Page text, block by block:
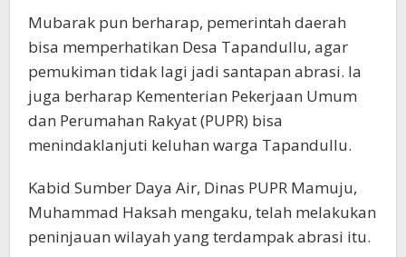
Mubarak pun berharap, pemerintah daerah
bisa memperhatikan Desa Tapandullu, agar
pemukiman tidak lagi jadi santapan abrasi. Ia
juga berharap Kementerian Pekerjaan Umum
dan Perumahan Rakyat (PUPR) bisa
menindaklanjuti keluhan warga Tapandullu.
Kabid Sumber Daya Air, Dinas PUPR Mamuju,
Muhammad Haksah mengaku, telah melakukan
peninjauan wilayah yang terdampak abrasi itu.